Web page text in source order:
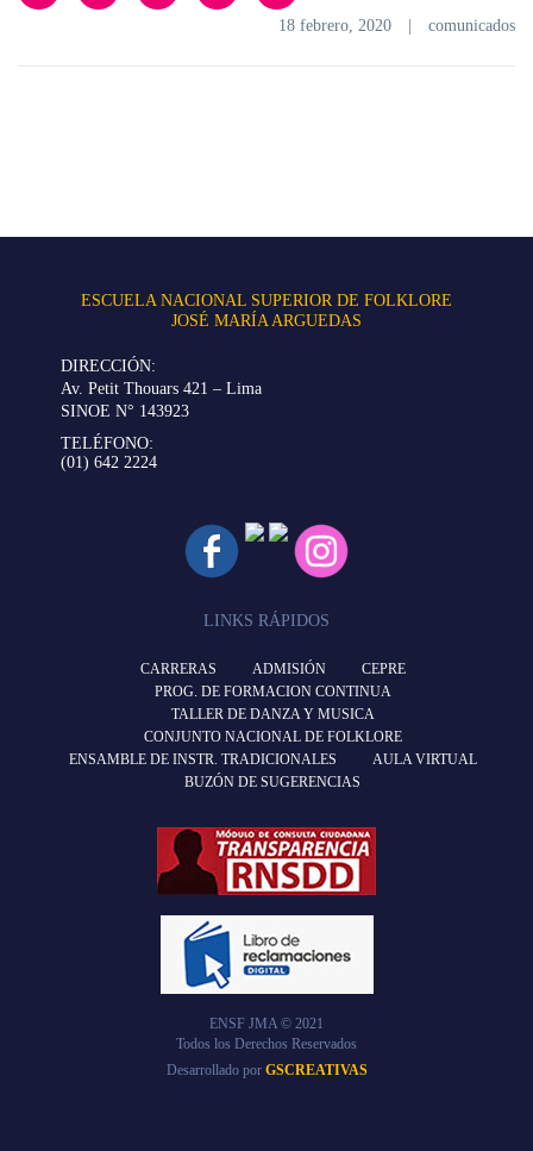
18 febrero, 2020 comunicados
ESCUELA NACIONAL SUPERIOR DE FOLKLORE
JOSÉ MARÍA ARGUEDAS
DIRECCIÓN:
Av. Petit Thouars 421 – Lima
SINOE N° 143923
TELÉFONO:
(01) 642 2224
LINKS RÁPIDOS
CARRERAS ADMISIÓN
CEPRE
PROG. DE FORMACION CONTINUA
TALLER DE DANZA Y MUSICA
CONJUNTO NACIONAL DE FOLKLORE
ENSAMBLE DE INSTR. TRADICIONALES
AULA VIRTUAL
BUZÓN DE SUGERENCIAS
ENSF JMA © 2021
Todos los Derechos Reservados
Desarrollado por GSCREATIVAS